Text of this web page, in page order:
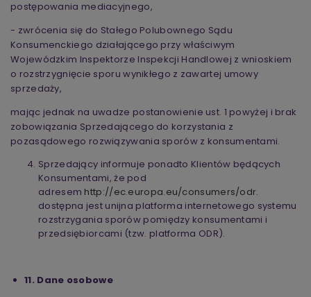
postępowania mediacyjnego,
- zwrócenia się do Stałego Polubownego Sądu
Konsumenckiego działającego przy właściwym
Wojewódzkim Inspektorze Inspekcji Handlowej z wnioskiem
o rozstrzygnięcie sporu wynikłego z zawartej umowy
sprzedaży,
mając jednak na uwadze postanowienie ust. 1 powyżej i brak
zobowiązania Sprzedającego do korzystania z
pozasądowego rozwiązywania sporów z konsumentami.
Sprzedający informuje ponadto Klientów będących
Konsumentami, że pod
adresem http://ec.europa.eu/consumers/odr.
dostępna jest unijna platforma internetowego systemu
rozstrzygania sporów pomiędzy konsumentami i
przedsiębiorcami (tzw. platforma ODR).
11. Dane osobowe